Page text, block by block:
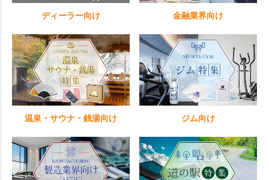
ディーラー向け 金融業界向け
温泉・サウナ・銭湯向け ジム向け